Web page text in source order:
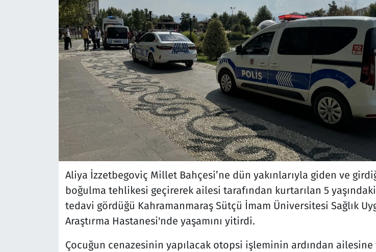
Aliya İzzetbegoviç Millet Bahçesi’ne dün yakınlarıyla giden ve
boğulma tehlikesi geçirerek ailesi tarafından kurtarılan 5
tedavi gördüğü Kahramanmaraş Sütçü İmam Üniversitesi Sağlık
Araştırma Hastanesi'nde yaşamını yitirdi.
Çocuğun cenazesinin yapılacak otopsi işleminin ardından